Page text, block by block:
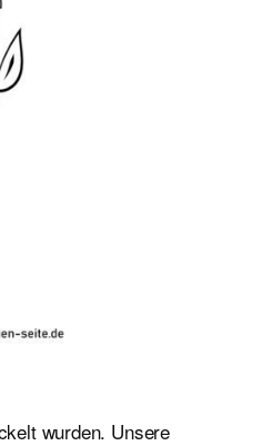
wurden. Unsere